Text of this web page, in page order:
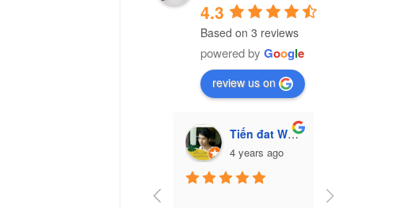
4.3
Based on 3 reviews
powered by Google
review us on
Tiến đat Wasabi (Cú mèo)
4 years ago
Công ty